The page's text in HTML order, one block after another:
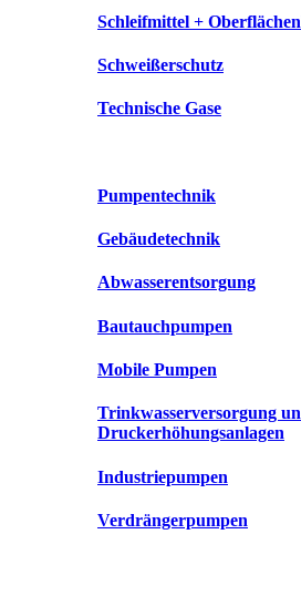
Schleifmittel +
Schweißerschutz
Technische Gase
Pumpentechnik
Gebäudetechnik
Abwasserentsorgung
Bautauchpumpen
Mobile Pumpen
Trinkwasserversorgung
Druckerhöhungsanlagen
Industriepumpen
Verdrängerpumpen